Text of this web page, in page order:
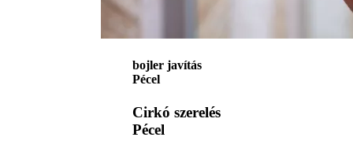
bojler javítás
Pécel
Cirkó szerelés
Pécel